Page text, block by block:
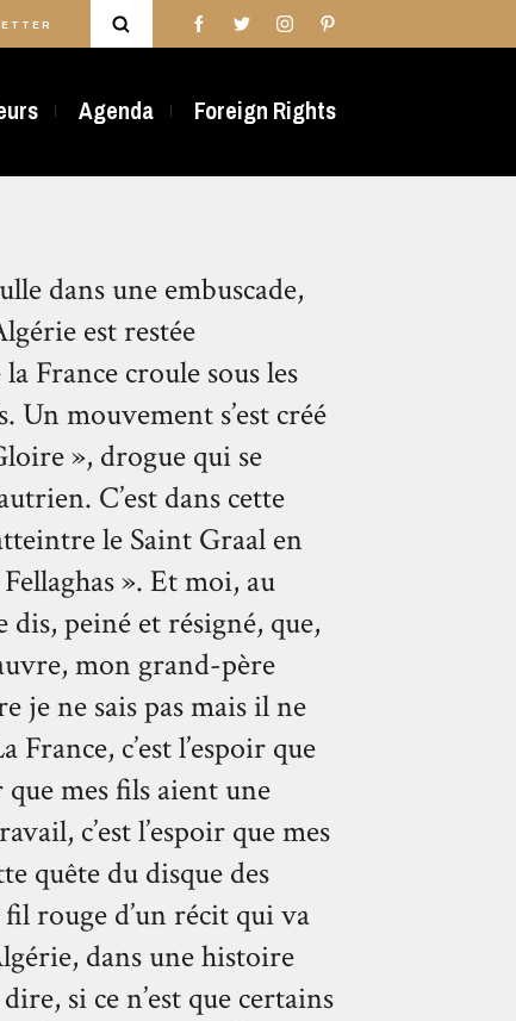
Agenda Foreign Rights
dans une embuscade,
est restée
France croule sous les
Un mouvement s’est créé
», drogue qui se
C’est dans cette
le Saint Graal en
». Et moi, au
peiné et résigné, que,
mon grand-père
je ne sais pas mais il ne
c’est l’espoir que
que mes fils aient une
c’est l’espoir que mes
quête du disque des
rouge d’un récit qui va
dans une histoire
si ce n’est que certains